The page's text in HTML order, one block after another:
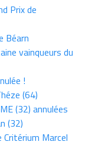
Prix de
Béarn
vainqueurs du
!
(64)
(32) annulées
(32)
Critérium Marcel